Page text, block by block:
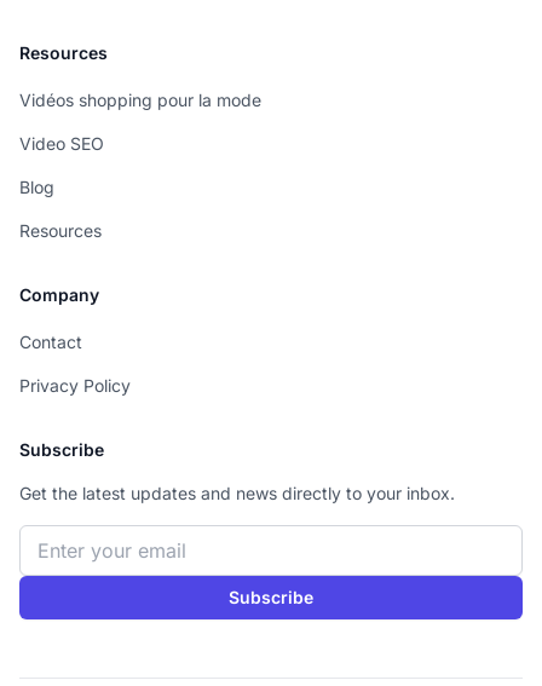
Resources
Vidéos shopping pour la mode
Video SEO
Blog
Resources
Company
Contact
Privacy Policy
Subscribe
Get the latest updates and news directly to your inbox.
Email address
Subscribe